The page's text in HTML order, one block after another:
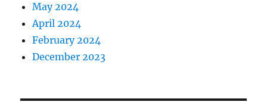
May 2024
April 2024
February 2024
December 2023